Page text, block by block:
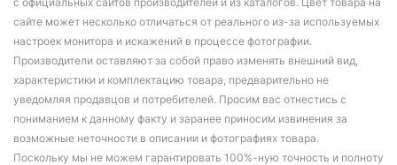
сайте может несколько отличаться от реального из-за используемых
настроек монитора и искажений в процессе фотографии.
Производители оставляют за собой право изменять внешний вид,
характеристики и комплектацию товара, предварительно не
уведомляя продавцов и потребителей. Просим вас отнестись с
пониманием к данному факту и заранее приносим извинения за
возможные неточности в описании и фотографиях товара.
Поскольку мы не можем гарантировать 100%-ную точность и полноту